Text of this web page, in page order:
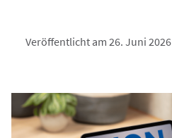
Veröffentlicht am 26. Juni 2026